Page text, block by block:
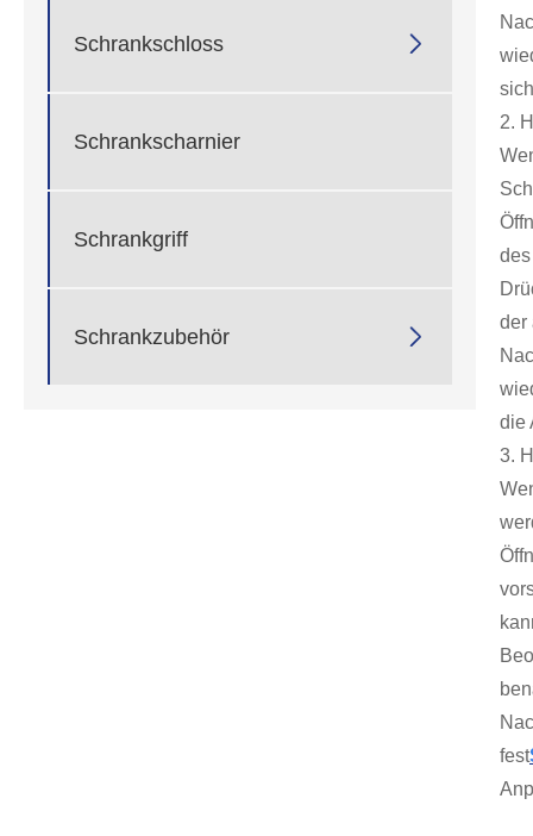
Schrankschloss 
Schrankscharnier
Schrankgriff
Schrankzubehör 
2.
der
die
3.
fest